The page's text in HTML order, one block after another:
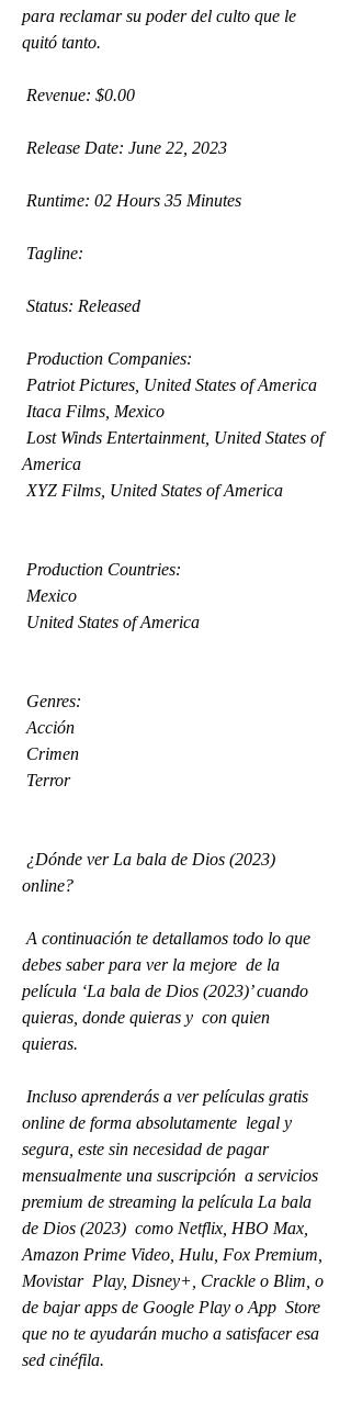
para reclamar su poder del culto que le
quitó tanto.
Revenue: $0.00
Release Date: June 22, 2023
Runtime: 02 Hours 35 Minutes
Tagline:
Status: Released
Production Companies:
Patriot Pictures, United States of America
Itaca Films, Mexico
America
XYZ Films, United States of America
Production Countries:
Mexico
United States of America
Genres:
Acción
Crimen
Terror
online?
debes saber para ver la mejore  de la
película ‘La bala de Dios (2023)’ cuando
quieras, donde quieras y  con quien
quieras.
online de forma absolutamente  legal y
segura, este sin necesidad de pagar
mensualmente una suscripción  a servicios
premium de streaming la película La bala
de Dios (2023)  como Netflix, HBO Max,
Amazon Prime Video, Hulu, Fox Premium,
Movistar  Play, Disney+, Crackle o Blim, o
de bajar apps de Google Play o App  Store
que no te ayudarán mucho a satisfacer esa
sed cinéfila.